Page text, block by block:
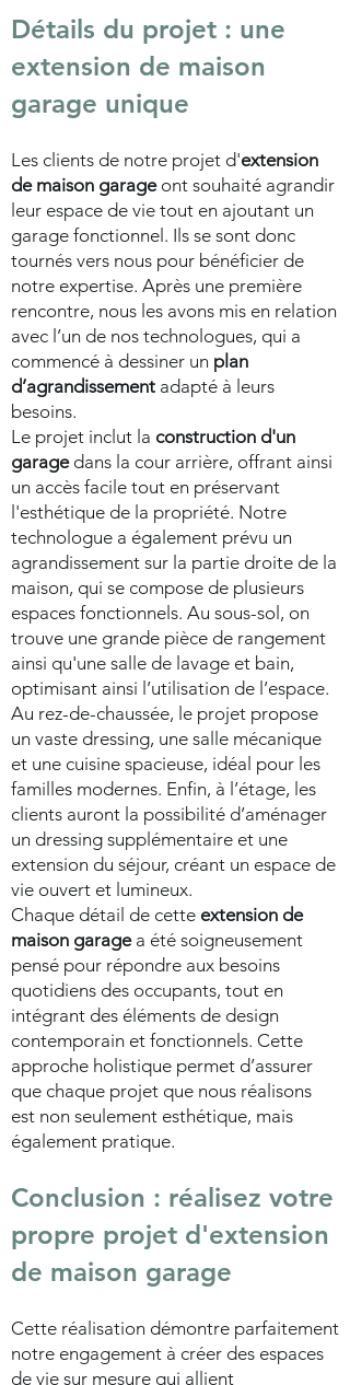
Détails du projet : une
extension de maison
garage unique
Les clients de notre projet d'extension
de maison garageont souhaité agrandir
leur espace de vie tout en ajoutant un
garage fonctionnel. Ils se sont donc
tournés vers nous pour bénéficier de
notre expertise. Après une première
rencontre, nous les avons mis en relation
avec l’un de nos technologues, qui a
commencé à dessiner un plan
d’agrandissement adapté à leurs
besoins.
Le projet inclut la construction d'un
garagedans la cour arrière, offrant ainsi
un accès facile tout en préservant
l'esthétique de la propriété. Notre
technologue a également prévu un
agrandissement sur la partie droite de la
maison, qui se compose de plusieurs
espaces fonctionnels. Au sous-sol, on
trouve une grande pièce de rangement
ainsi qu'une salle de lavage et bain,
optimisant ainsi l’utilisation de l’espace.
Au rez-de-chaussée, le projet propose
un vaste dressing, une salle mécanique
et une cuisine spacieuse, idéal pour les
familles modernes. Enfin, à l’étage, les
clients auront la possibilité d’aménager
un dressing supplémentaire et une
extension du séjour, créant un espace de
vie ouvert et lumineux.
Chaque détail de cette extension de
maison garagea été soigneusement
pensé pour répondre aux besoins
quotidiens des occupants, tout en
intégrant des éléments de design
contemporain et fonctionnels. Cette
approche holistique permet d’assurer
que chaque projet que nous réalisons
est non seulement esthétique, mais
également pratique.
Conclusion : réalisez votre
propre projet d'extension
de maison garage
Cette réalisation démontre parfaitement
notre engagement à créer des espaces
de vie sur mesure qui allient